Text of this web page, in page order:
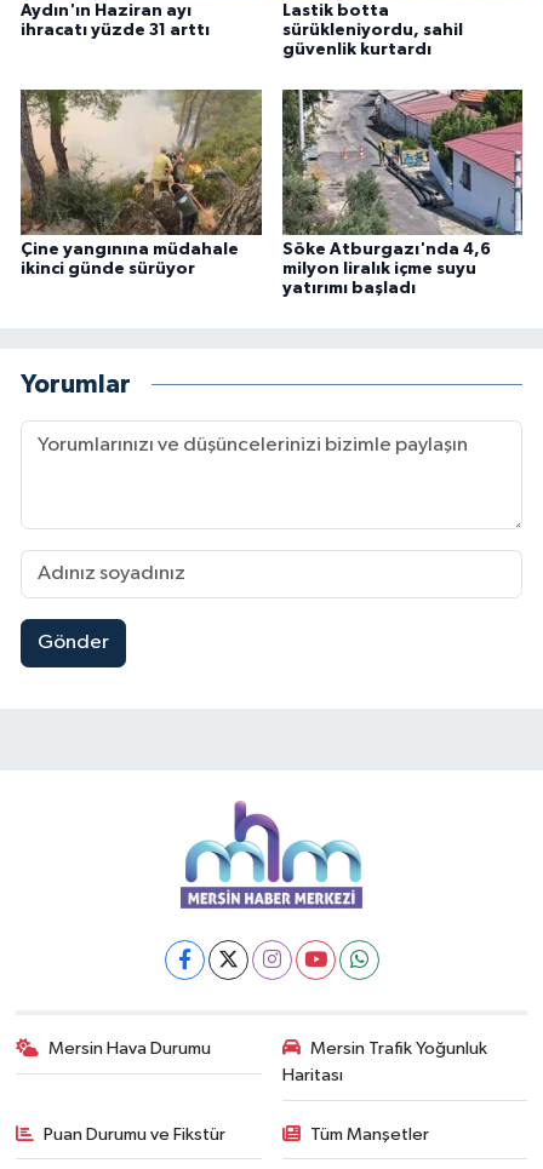
Aydın'ın Haziran ayı
ihracatı yüzde 31 arttı
Lastik botta
sürükleniyordu, sahil
güvenlik kurtardı
Çine yangınına müdahale
ikinci günde sürüyor
Söke Atburgazı'nda 4,6
milyon liralık içme suyu
yatırımı başladı
Yorumlar
Gönder
Mersin Hava Durumu
Mersin Trafik Yoğunluk
Haritası
Puan Durumu ve Fikstür Tüm Manşetler